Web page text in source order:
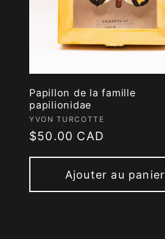
Papillon de la famille
papilionidae
Fournisseur :
YVON TURCOTTE
Prix
$50.00 CAD
Ajouter au panier